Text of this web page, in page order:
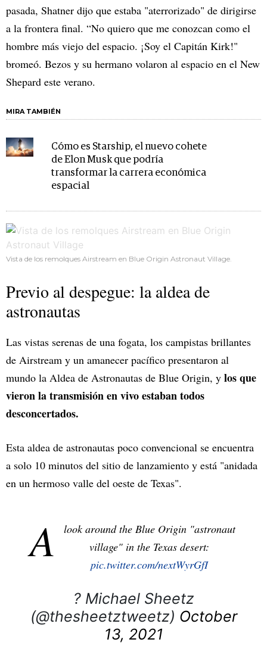
pasada, Shatner dijo que estaba "aterrorizado" de dirigirse
a la frontera final. “No quiero que me conozcan como el
hombre más viejo del espacio. ¡Soy el Capitán Kirk!"
bromeó. Bezos y su hermano volaron al espacio en el New
Shepard este verano.
MIRA TAMBIÉN
Cómo es Starship, el nuevo cohete
de Elon Musk que podría
transformar la carrera económica
espacial
Vista de los remolques Airstream en Blue Origin Astronaut Village.
Previo al despegue: la aldea de
astronautas
Las vistas serenas de una fogata, los campistas brillantes
de Airstream y un amanecer pacífico presentaron al
mundo la Aldea de Astronautas de Blue Origin, y los que
vieron la transmisión en vivo estaban todos
desconcertados.
Esta aldea de astronautas poco convencional se encuentra
a solo 10 minutos del sitio de lanzamiento y está "anidada
en un hermoso valle del oeste de Texas".
A
look around the Blue Origin "astronaut
village" in the Texas desert:
pic.twitter.com/nextWyrGfI
? Michael Sheetz
(@thesheetztweetz) October
13, 2021